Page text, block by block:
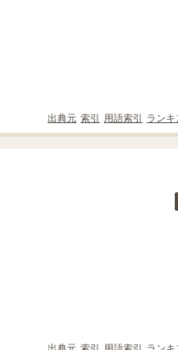
出典元 索引 用語索引 ランキ
出典元 索引 用語索引 ランキ